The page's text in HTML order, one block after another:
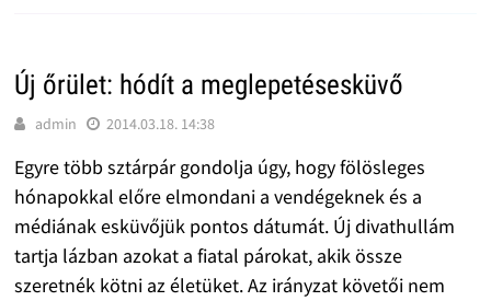
Új őrület: hódít a meglepetésesküvő
admin 2014.03.18. 14:38
Egyre több sztárpár gondolja úgy, hogy fölösleges
hónapokkal előre elmondani a vendégeknek és a
médiának esküvőjük pontos dátumát. Új divathullám
tartja lázban azokat a fiatal párokat, akik össze
szeretnék kötni az életüket. Az irányzat követői nem